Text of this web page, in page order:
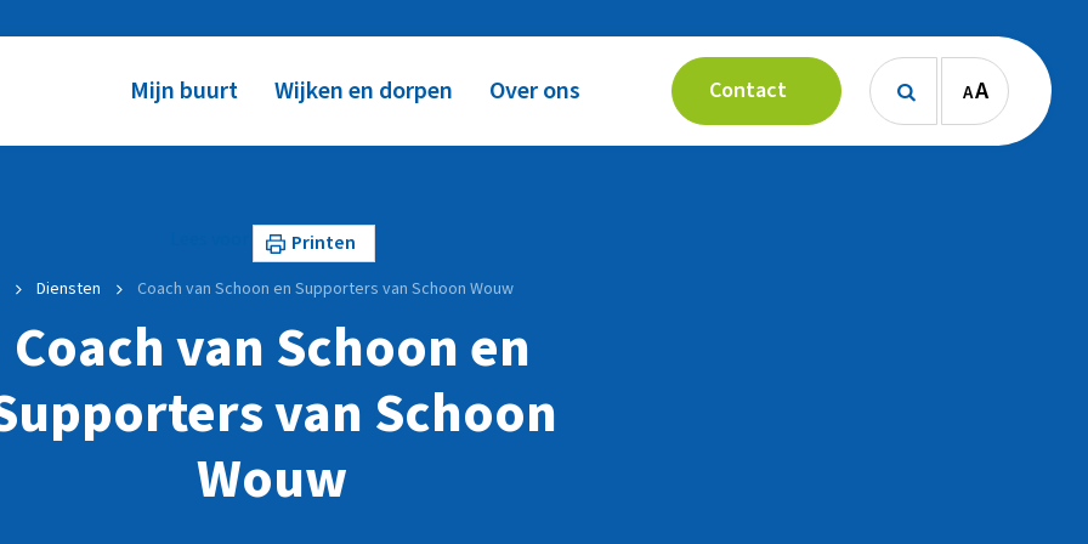
Mijn buurt Wijken en dorpen Over ons Contact  AA
Printen
Diensten Coach van Schoon en Supporters van Schoon Wouw
Coach van Schoon en
van Schoon
Wouw